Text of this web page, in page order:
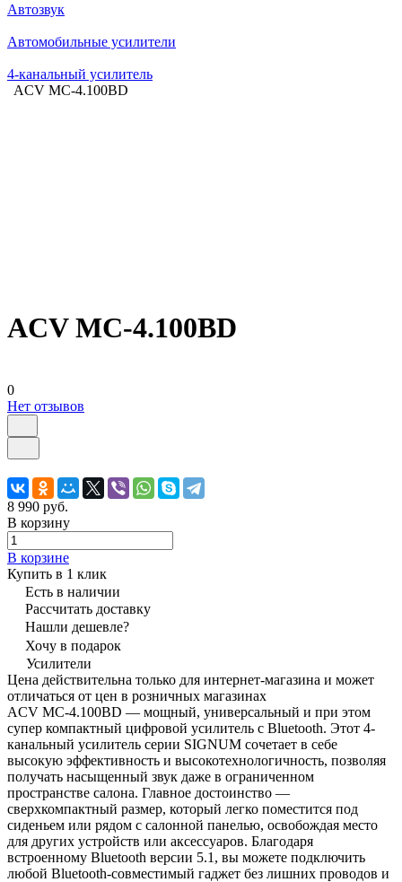
Автозвук
Автомобильные усилители
4-канальный усилитель
ACV MC-4.100BD
ACV MC-4.100BD
0
Нет отзывов
8 990 руб.
В корзину
В корзине
Купить в 1 клик
Есть в наличии
Рассчитать доставку
Нашли дешевле?
Хочу в подарок
Усилители
Цена действительна только для интернет-магазина и может
отличаться от цен в розничных магазинах
ACV MC-4.100BD — мощный, универсальный и при этом
супер компактный цифровой усилитель c Bluetooth. Этот 4-
канальный усилитель серии SIGNUM сочетает в себе
высокую эффективность и высокотехнологичность, позволяя
получать насыщенный звук даже в ограниченном
пространстве салона. Главное достоинство —
сверхкомпактный размер, который легко поместится под
сиденьем или рядом с салонной панелью, освобождая место
для других устройств или аксессуаров. Благодаря
встроенному Bluetooth версии 5.1, вы можете подключить
любой Bluetooth-совместимый гаджет без лишних проводов и